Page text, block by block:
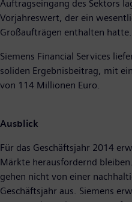
Auftragseingang des Sektors
Vorjahreswert, der ein
Großaufträgen enthalten hatte.
Siemens Financial Services
soliden Ergebnisbeitrag, mit
von 114 Millionen Euro.
Ausblick
Für das Geschäftsjahr 2014
Märkte herausfordernd
gehen nicht von einer
Geschäftsjahr aus. Siemens